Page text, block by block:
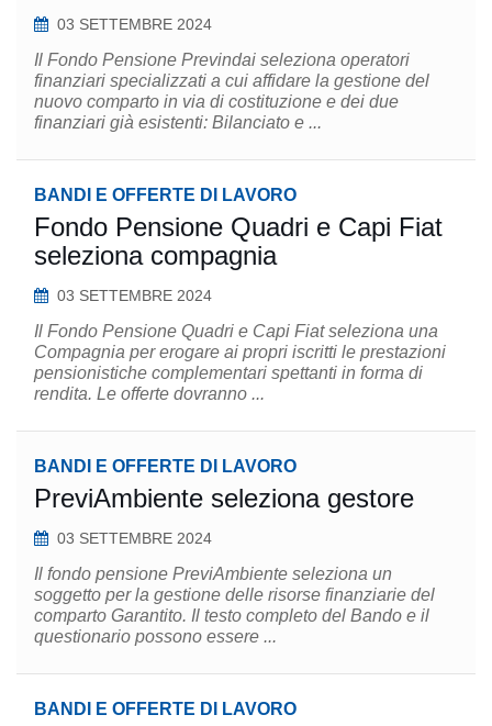
03 SETTEMBRE 2024
Il Fondo Pensione Previndai seleziona operatori
finanziari specializzati a cui affidare la gestione del
nuovo comparto in via di costituzione e dei due
finanziari già esistenti: Bilanciato e ...
BANDI E OFFERTE DI LAVORO
Fondo Pensione Quadri e Capi Fiat
seleziona compagnia
03 SETTEMBRE 2024
Il Fondo Pensione Quadri e Capi Fiat seleziona una
Compagnia per erogare ai propri iscritti le prestazioni
pensionistiche complementari spettanti in forma di
rendita. Le offerte dovranno ...
BANDI E OFFERTE DI LAVORO
PreviAmbiente seleziona gestore
03 SETTEMBRE 2024
Il fondo pensione PreviAmbiente seleziona un
soggetto per la gestione delle risorse finanziarie del
comparto Garantito. Il testo completo del Bando e il
questionario possono essere ...
BANDI E OFFERTE DI LAVORO